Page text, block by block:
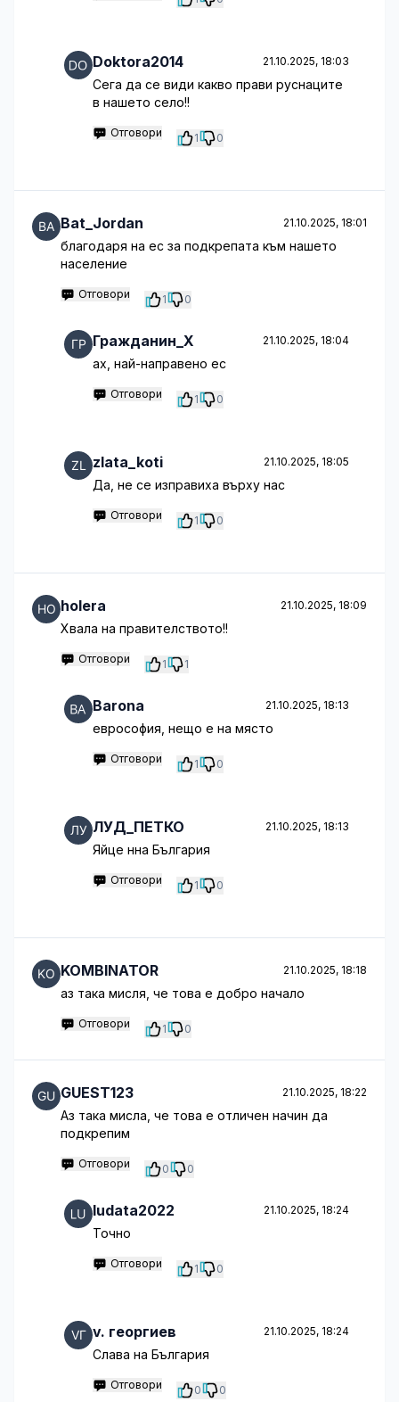
Doktora2014 21.10.2025, 18:03
Сега да се види какво прави руснаците
в нашето село!!
Отговори 1 0
Bat_Jordan 21.10.2025, 18:01
благодаря на ес за подкрепата към нашето
население
Отговори 1 0
Гражданин_Х 21.10.2025, 18:04
ах, най-направено ес
Отговори 1 0
zlata_koti 21.10.2025, 18:05
Да, не се изправиха върху нас
Отговори 1 0
holera 21.10.2025, 18:09
Хвала на правителството!!
Отговори 1 1
Barona 21.10.2025, 18:13
еврософия, нещо е на място
Отговори 1 0
ЛУД_ПЕТКО 21.10.2025, 18:13
Яйце нна България
Отговори 1 0
KOMBINATOR 21.10.2025, 18:18
аз така мисля, че това е добро начало
Отговори 1 0
GUEST123 21.10.2025, 18:22
Аз така мисла, че това е отличен начин да
подкрепим
Отговори 0 0
ludata2022 21.10.2025, 18:24
Точно
Отговори 1 0
v. георгиев 21.10.2025, 18:24
Слава на България
Отговори 0 0